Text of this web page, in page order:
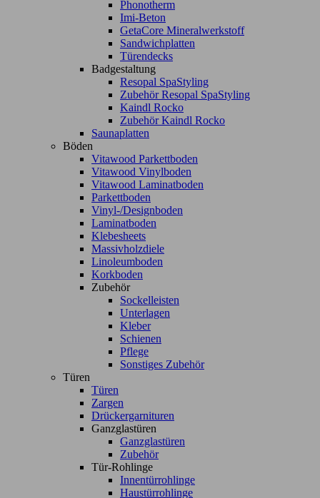
Phonotherm
Imi-Beton
GetaCore Mineralwerkstoff
Sandwichplatten
Türendecks
Badgestaltung
Resopal SpaStyling
Zubehör Resopal SpaStyling
Kaindl Rocko
Zubehör Kaindl Rocko
Saunaplatten
Böden
Vitawood Parkettboden
Vitawood Vinylboden
Vitawood Laminatboden
Parkettboden
Vinyl-/Designboden
Laminatboden
Klebesheets
Massivholzdiele
Linoleumboden
Korkboden
Zubehör
Sockelleisten
Unterlagen
Kleber
Schienen
Pflege
Sonstiges Zubehör
Türen
Türen
Zargen
Drückergarnituren
Ganzglastüren
Ganzglastüren
Zubehör
Tür-Rohlinge
Innentürrohlinge
Haustürrohlinge